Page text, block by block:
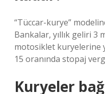
“Tüccar-kurye”
Bankalar, yıllık geliri 3
motosiklet kuryelerine
15 oranında stopaj
Kuryeler